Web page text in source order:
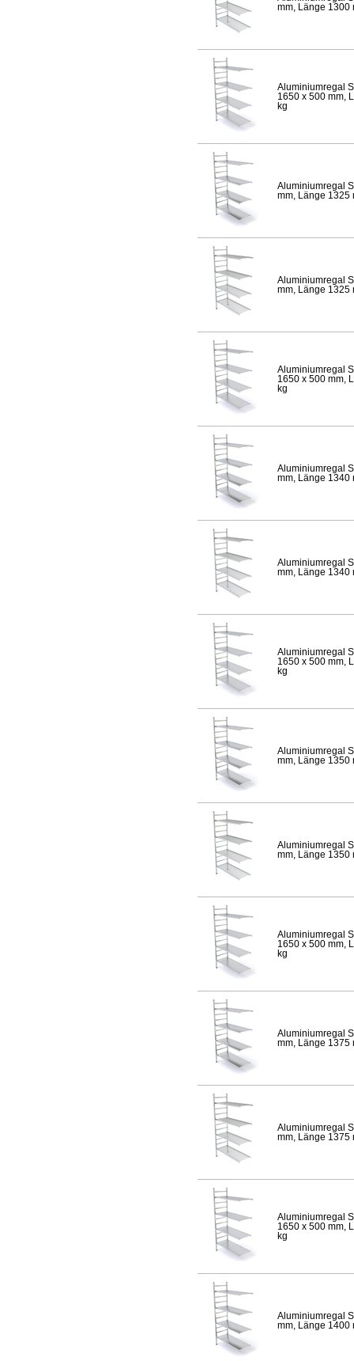
mm, Länge 1300
Aluminiumregal
1650 x 500 mm,
kg
Aluminiumregal
mm, Länge 1325
Aluminiumregal
mm, Länge 1325
Aluminiumregal
1650 x 500 mm,
kg
Aluminiumregal
mm, Länge 1340
Aluminiumregal
mm, Länge 1340
Aluminiumregal
1650 x 500 mm,
kg
Aluminiumregal
mm, Länge 1350
Aluminiumregal
mm, Länge 1350
Aluminiumregal
1650 x 500 mm,
kg
Aluminiumregal
mm, Länge 1375
Aluminiumregal
mm, Länge 1375
Aluminiumregal
1650 x 500 mm,
kg
Aluminiumregal
mm, Länge 1400